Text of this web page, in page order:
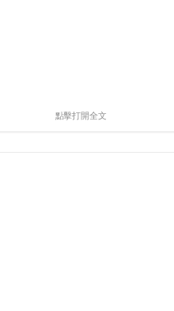
點擊打開全文